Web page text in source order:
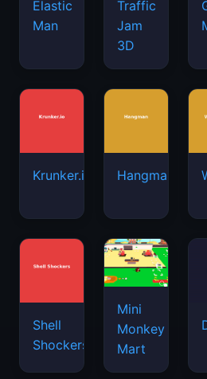
Elastic
Man
Traffic
Jam
3D
Krunker.io Hangman
Shell
Shockers
Mini
Monkey
Mart